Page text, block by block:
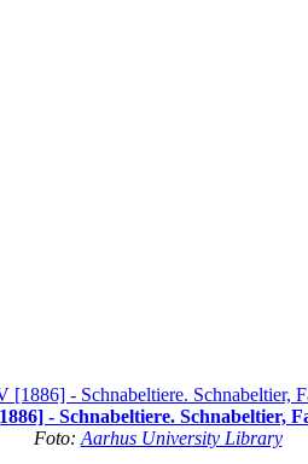
- Schnabeltiere. Schnabeltier,
Foto: Aarhus University Library